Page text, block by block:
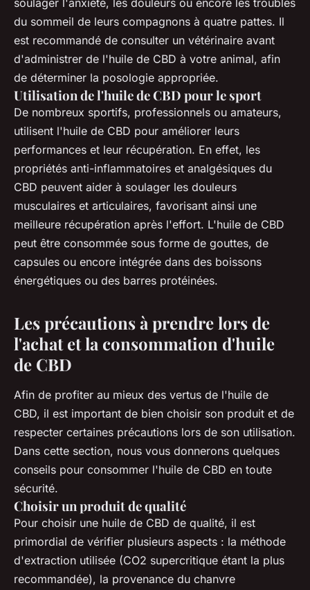
soulager l'anxiété, les douleurs ou encore les troubles
du sommeil de leurs compagnons à quatre pattes. Il
est recommandé de consulter un vétérinaire avant
d'administrer de l'huile de CBD à votre animal, afin
de déterminer la posologie appropriée.
Utilisation de l'huile de CBD pour le sport
De nombreux sportifs, professionnels ou amateurs,
utilisent l'huile de CBD pour améliorer leurs
performances et leur récupération. En effet, les
propriétés anti-inflammatoires et analgésiques du
CBD peuvent aider à soulager les douleurs
musculaires et articulaires, favorisant ainsi une
meilleure récupération après l'effort. L'huile de CBD
peut être consommée sous forme de gouttes, de
capsules ou encore intégrée dans des boissons
énergétiques ou des barres protéinées.
Les précautions à prendre lors de
l'achat et la consommation d'huile
de CBD
Afin de profiter au mieux des vertus de l'huile de
CBD, il est important de bien choisir son produit et de
respecter certaines précautions lors de son utilisation.
Dans cette section, nous vous donnerons quelques
conseils pour consommer l'huile de CBD en toute
sécurité.
Choisir un produit de qualité
Pour choisir une huile de CBD de qualité, il est
primordial de vérifier plusieurs aspects : la méthode
d'extraction utilisée (CO2 supercritique étant la plus
recommandée), la provenance du chanvre